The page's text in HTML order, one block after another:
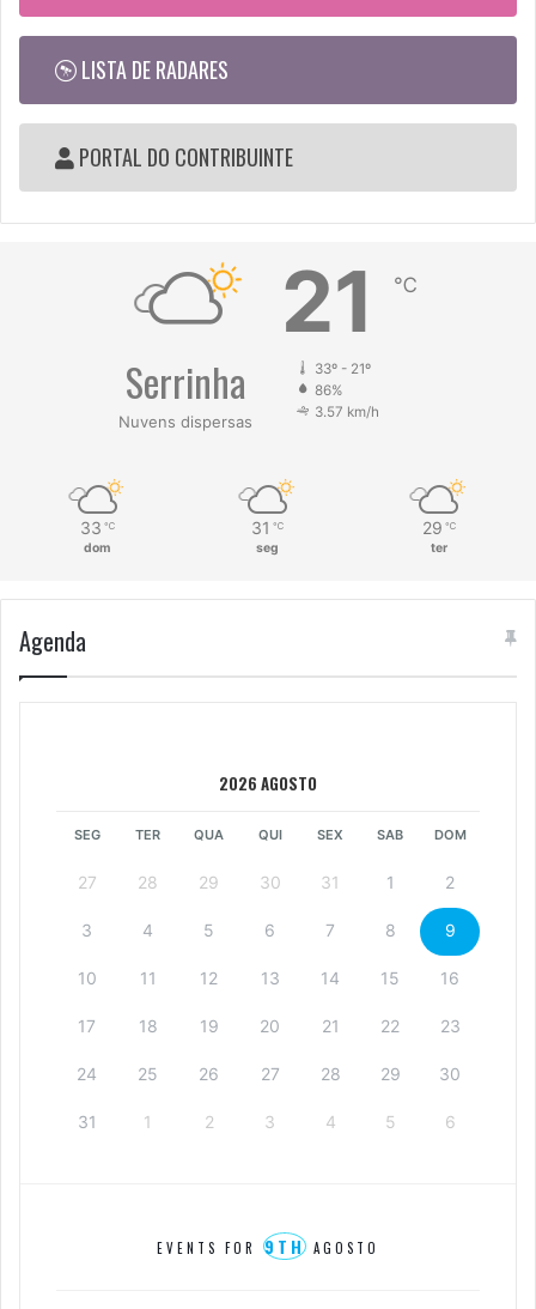
LISTA DE RADARES
PORTAL DO CONTRIBUINTE
Serrinha
Nuvens dispersas
21 ℃
33º - 21º
86%
3.57 km/h
33 ℃
dom
31 ℃
seg
29 ℃
ter
Agenda
2026 AGOSTO
SEG TER QUA QUI SEX SAB DOM
27 28 29 30 31 1 2
3 4 5 6 7 8 9
10 11 12 13 14 15 16
17 18 19 20 21 22 23
24 25 26 27 28 29 30
31 1 2 3 4 5 6
EVENTS FOR 9TH AGOSTO